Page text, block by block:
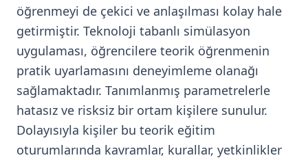
öğrenmeyi de çekici ve anlaşılması kolay hale
getirmiştir. Teknoloji tabanlı simülasyon
uygulaması, öğrencilere teorik öğrenmenin
pratik uyarlamasını deneyimleme olanağı
sağlamaktadır. Tanımlanmış parametrelerle
hatasız ve risksiz bir ortam kişilere sunulur.
Dolayısıyla kişiler bu teorik eğitim
oturumlarında kavramlar, kurallar, yetkinlikler